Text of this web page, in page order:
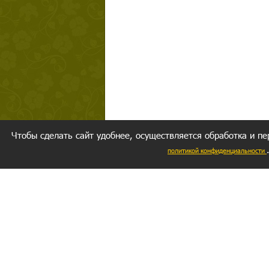
Чтобы сделать сайт удобнее, осуществляется обработка и
политикой конфиденциальности